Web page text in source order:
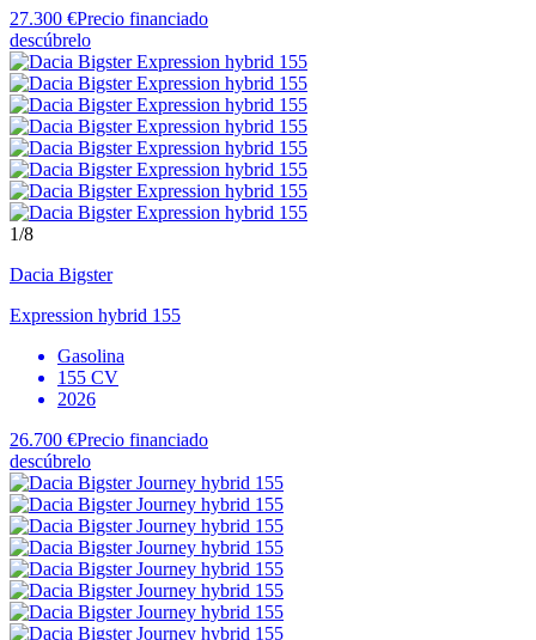
27.300 €Precio financiado
descúbrelo
1/8
Dacia Bigster
Expression hybrid 155
Gasolina
155 CV
2026
26.700 €Precio financiado
descúbrelo